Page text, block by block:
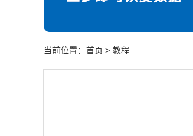
当前位置： 首页 > 教程